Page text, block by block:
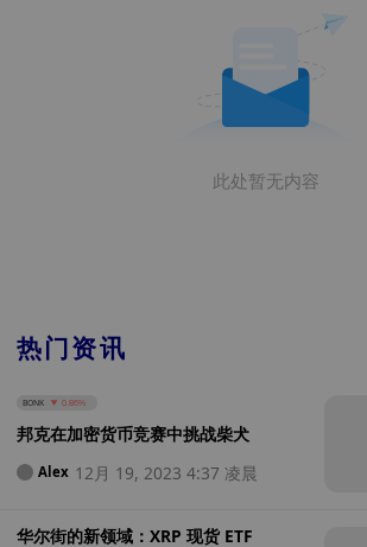
此处暂无内容
热门资讯
BONK 0.86%
邦克在加密货币竞赛中挑战柴犬
Alex 12月 19, 2023 4:37 凌晨
华尔街的新领域：XRP 现货 ETF